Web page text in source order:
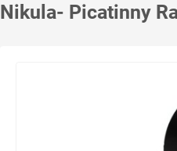
Nikula- Picatinny